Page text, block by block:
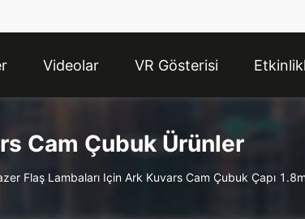
Videolar VR Gösterisi
Cam Çubuk Ürünler
Flaş Lambaları Için Ark Kuvars Cam Çubuk Çapı